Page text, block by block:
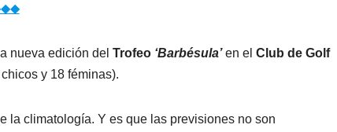
nueva edición del Trofeo ‘Barbésula’en el Club de Golf
y 18 féminas).
la climatología. Y es que las previsiones no son